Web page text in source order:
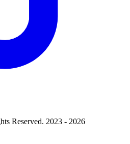
Reserved. 2023 - 2026